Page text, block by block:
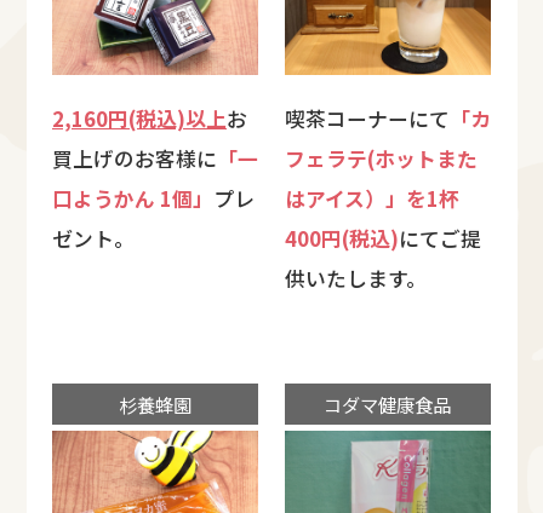
2,160円(税込)以上お
買上げのお客様に 「一
口ようかん 1個」 プレ
ゼント。
喫茶コーナーにて 「カ
フェラテ(ホットまた
はアイス）」を1杯
400円(税込)にてご提
供いたします。
杉養蜂園 コダマ健康食品